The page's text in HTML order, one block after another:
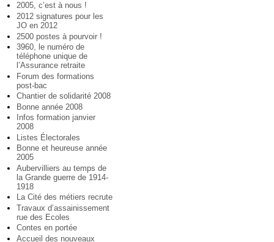
2005, c’est à nous !
2012 signatures pour les
JO en 2012
2500 postes à pourvoir !
3960, le numéro de
téléphone unique de
l’Assurance retraite
Forum des formations
post-bac
Chantier de solidarité 2008
Bonne année 2008
Infos formation janvier
2008
Listes Électorales
Bonne et heureuse année
2005
Aubervilliers au temps de
la Grande guerre de 1914-
1918
La Cité des métiers recrute
Travaux d’assainissement
rue des Ecoles
Contes en portée
Accueil des nouveaux